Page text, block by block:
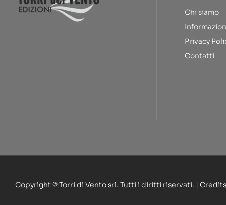
Chi siamo
Privacy
Contatti
Copyright © Torri di Vento srl. Tutti i diritti riservati. |